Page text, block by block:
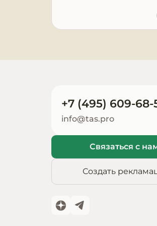
+7 (495) 609-68-
info@tas.pro
Связаться с
Создать